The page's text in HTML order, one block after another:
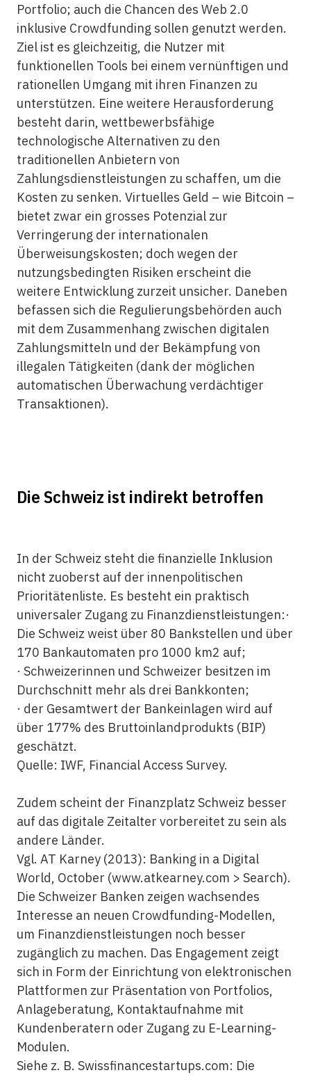
Portfolio; auch die Chancen des Web 2.0
inklusive Crowdfunding sollen genutzt werden.
Ziel ist es gleichzeitig, die Nutzer mit
funktionellen Tools bei einem vernünftigen und
rationellen Umgang mit ihren Finanzen zu
unterstützen. Eine weitere Herausforderung
besteht darin, wettbewerbsfähige
technologische Alternativen zu den
traditionellen Anbietern von
Zahlungsdienstleistungen zu schaffen, um die
Kosten zu senken. Virtuelles Geld – wie Bitcoin –
bietet zwar ein grosses Potenzial zur
Verringerung der internationalen
Überweisungskosten; doch wegen der
nutzungsbedingten Risiken erscheint die
weitere Entwicklung zurzeit unsicher. Daneben
befassen sich die Regulierungsbehörden auch
mit dem Zusammenhang zwischen digitalen
Zahlungsmitteln und der Bekämpfung von
illegalen Tätigkeiten (dank der möglichen
automatischen Überwachung verdächtiger
Transaktionen).
Die Schweiz ist indirekt betroffen
In der Schweiz steht die finanzielle Inklusion
nicht zuoberst auf der innenpolitischen
Prioritätenliste. Es besteht ein praktisch
universaler Zugang zu Finanzdienstleistungen:·
Die Schweiz weist über 80 Bankstellen und über
170 Bankautomaten pro 1000 km2 auf;
· Schweizerinnen und Schweizer besitzen im
Durchschnitt mehr als drei Bankkonten;
· der Gesamtwert der Bankeinlagen wird auf
über 177% des Bruttoinlandprodukts (BIP)
geschätzt.
Quelle: IWF, Financial Access Survey.
Zudem scheint der Finanzplatz Schweiz besser
auf das digitale Zeitalter vorbereitet zu sein als
andere Länder.
Vgl. AT Karney (2013): Banking in a Digital
World, October (www.atkearney.com > Search).
Die Schweizer Banken zeigen wachsendes
Interesse an neuen Crowdfunding-Modellen,
um Finanzdienstleistungen noch besser
zugänglich zu machen. Das Engagement zeigt
sich in Form der Einrichtung von elektronischen
Plattformen zur Präsentation von Portfolios,
Anlageberatung, Kontaktaufnahme mit
Kundenberatern oder Zugang zu E-Learning-
Modulen.
Siehe z. B. Swissfinancestartups.com: Die